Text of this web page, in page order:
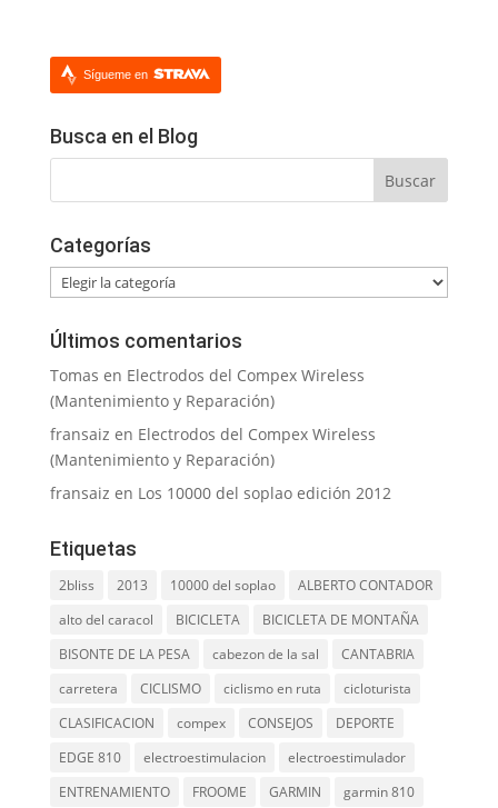
Sígueme en
Busca en el Blog
Categorías
Categorías
Últimos comentarios
Tomas en Electrodos del Compex Wireless
(Mantenimiento y Reparación)
fransaiz en Electrodos del Compex Wireless
(Mantenimiento y Reparación)
fransaiz en Los 10000 del soplao edición 2012
Etiquetas
2bliss 2013 10000 del soplao
ALBERTO CONTADOR
alto del caracol
BICICLETA
BICICLETA DE MONTAÑA
BISONTE DE LA PESA
cabezon de la sal
CANTABRIA
carretera
CICLISMO ciclismo en ruta
cicloturista
CLASIFICACION
compex CONSEJOS
DEPORTE
EDGE 810
electroestimulacion
electroestimulador
ENTRENAMIENTO
FROOME GARMIN garmin 810